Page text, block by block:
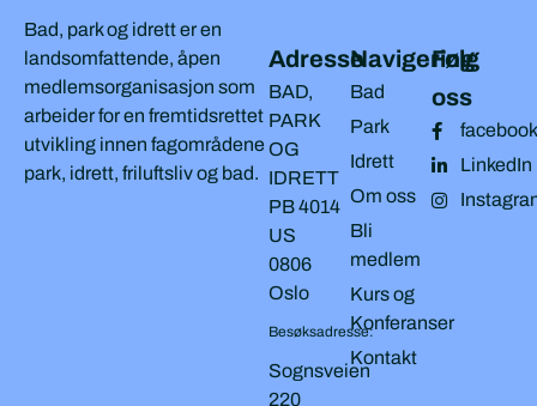
Bad, park og idrett er en
landsomfattende, åpen
medlemsorganisasjon som
arbeider for en fremtidsrettet
utvikling innen fagområdene
park, idrett, friluftsliv og bad.
Adresse
BAD,
PARK
OG
IDRETT
PB 4014
US
0806
Oslo
Besøksadresse:
Sognsveien
220
Navigering
Bad
Park
Idrett
Om oss
Bli
medlem
Kurs og
Konferanser
Kontakt
Følg
oss
facebook
LinkedIn